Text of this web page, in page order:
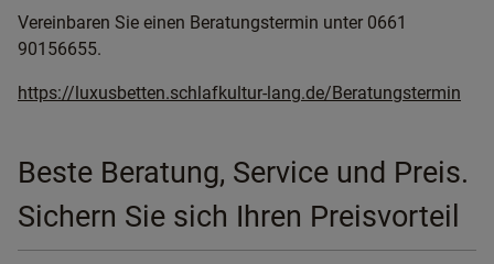
Vereinbaren Sie einen Beratungstermin unter 0661
90156655.
https://luxusbetten.schlafkultur-lang.de/Beratungstermin
Beste Beratung, Service und Preis.
Sichern Sie sich Ihren Preisvorteil